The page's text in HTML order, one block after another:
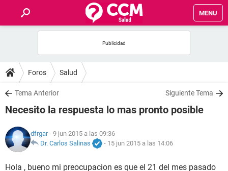
MENU
FOROS
SALUD
NUTRICIÓN
Foros Salud
Tema Anterior Siguiente Tema
Necesito la respuesta lo mas pronto posible
dfrgar- 9 jun 2015 a las 09:36
Dr. Carlos Salinas
- 15 jun 2015 a las 14:06
Hola , bueno mi preocupacion es que el 21 del mes pasado